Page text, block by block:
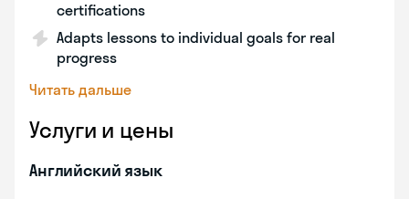
certifications
Adapts lessons to individual goals for real
progress
Читать дальше
Услуги и цены
Английский язык